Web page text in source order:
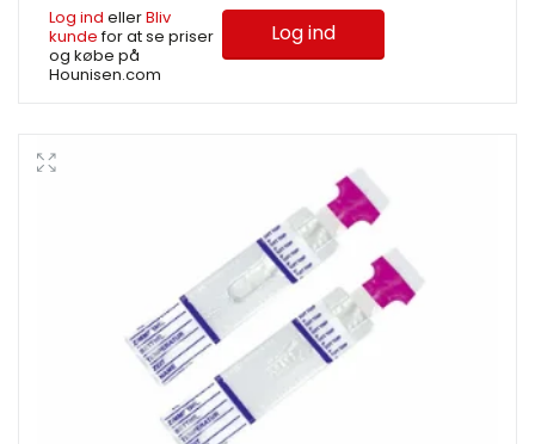
Log ind ellerBliv
kundefor at se priser
og købe på
Hounisen.com
Log ind